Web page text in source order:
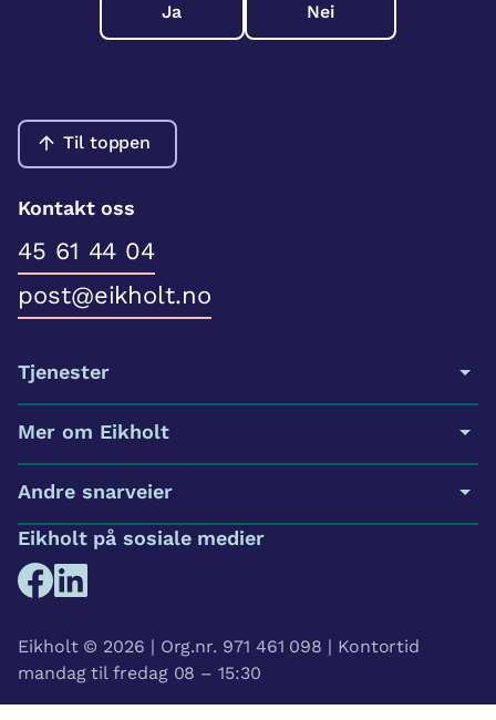
Ja Nei
Til toppen
Kontakt oss
45 61 44 04
post@eikholt.no
Tjenester
Mer om Eikholt
Andre snarveier
Eikholt på sosiale medier
Eikholt © 2026 | Org.nr. 971 461 098 | Kontortid
mandag til fredag 08 – 15:30